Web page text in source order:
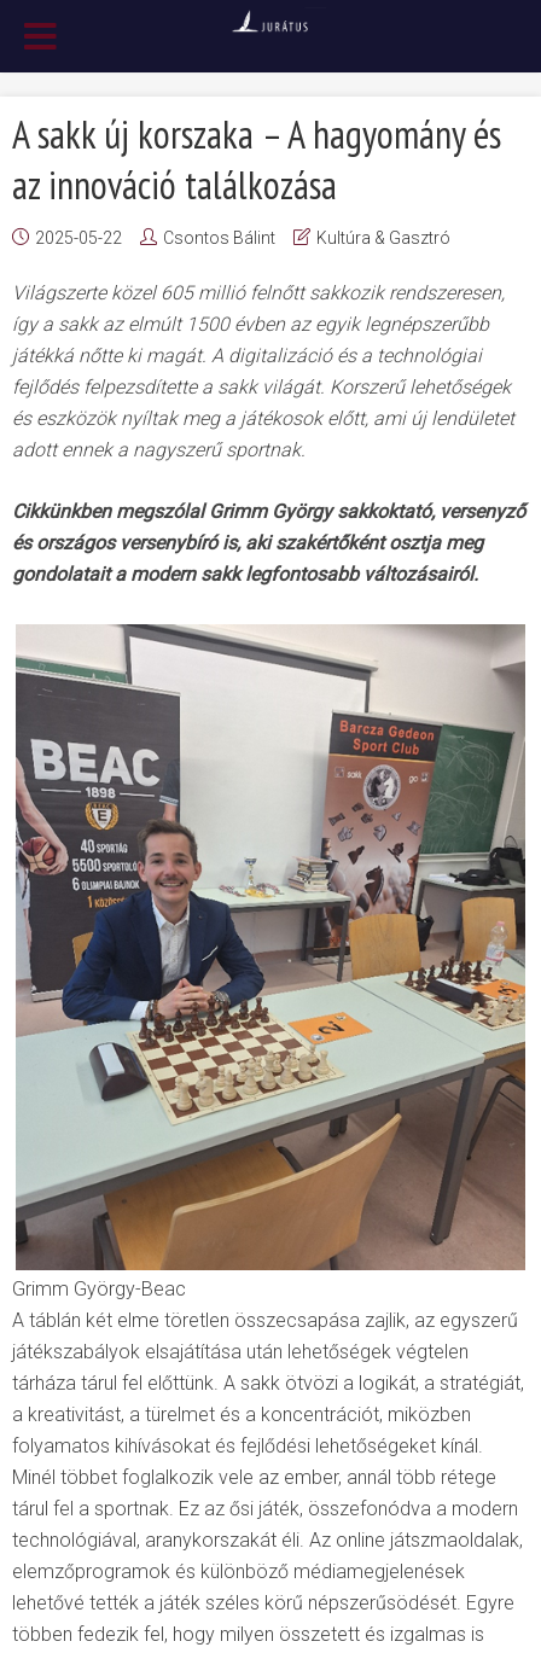
A sakk új korszaka – A hagyomány és
az innováció találkozása
2025-05-22 Csontos Bálint Kultúra & Gasztró
Világszerte közel 605 millió felnőtt sakkozik rendszeresen,
így a sakk az elmúlt 1500 évben az egyik legnépszerűbb
játékká nőtte ki magát. A digitalizáció és a technológiai
fejlődés felpezsdítette a sakk világát. Korszerű lehetőségek
és eszközök nyíltak meg a játékosok előtt, ami új lendületet
adott ennek a nagyszerű sportnak.
Cikkünkben megszólal Grimm György sakkoktató, versenyző
és országos versenybíró is, aki szakértőként osztja meg
gondolatait a modern sakk legfontosabb változásairól.
Grimm György-Beac
A táblán két elme töretlen összecsapása zajlik, az egyszerű
játékszabályok elsajátítása után lehetőségek végtelen
tárháza tárul fel előttünk. A sakk ötvözi a logikát, a stratégiát,
a kreativitást, a türelmet és a koncentrációt, miközben
folyamatos kihívásokat és fejlődési lehetőségeket kínál.
Minél többet foglalkozik vele az ember, annál több rétege
tárul fel a sportnak. Ez az ősi játék, összefonódva a modern
technológiával, aranykorszakát éli. Az online játszmaoldalak,
elemzőprogramok és különböző médiamegjelenések
lehetővé tették a játék széles körű népszerűsödését. Egyre
többen fedezik fel, hogy milyen összetett és izgalmas is